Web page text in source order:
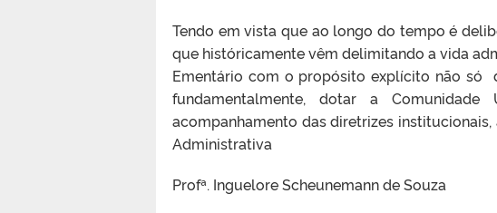
Tendo em vista que ao longo do tempo é
que históricamente vêm delimitando a vida
Ementário com o propósito explícito não só
fundamentalmente, dotar a
acompanhamento das diretrizes
Administrativa
Profª. Inguelore Scheunemann de Souza